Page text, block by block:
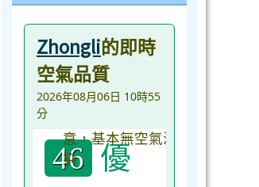
Zhongli的即時
空氣品質
2026年08月06日 10時55
分
46 優